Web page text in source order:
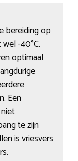
bereiding op
-40°C.
optimaal
Een
te zijn
is vriesvers